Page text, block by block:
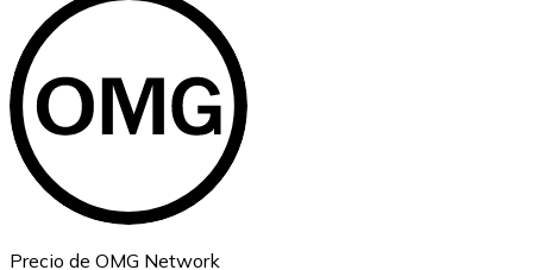
Ethereum
ETH
Precio de OMG Network